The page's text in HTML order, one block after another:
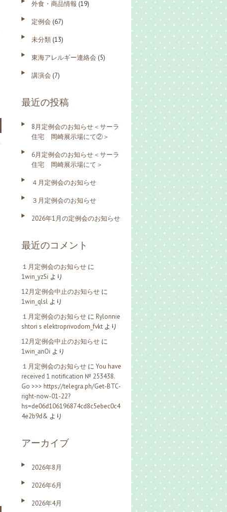
外食・商品情報 (19)
定例会 (67)
未分類 (13)
東海アレルギー連絡会 (5)
講演会 (7)
最近の投稿
8月定例会のお知らせ＜サーラ
住宅 岡崎展示場にて②＞
6月定例会のお知らせ＜サーラ
住宅 岡崎展示場にて＞
４月定例会のお知らせ
３月定例会のお知らせ
2026年1月の定例会のお知らせ
最近のコメント
１月定例会のお知らせ に
1win_yzSi より
12月定例会中止のお知らせ に
1win_qlsl より
１月定例会のお知らせ に Rylonnie
shtori s elektroprivodom_fvkt より
12月定例会中止のお知らせ に
1win_anOi より
１月定例会のお知らせ に You have
received 1 notification № 253438.
Go >>> https://telegra.ph/Get-BTC-
right-now-01-22?
hs=de06d106196874cd8c5ebec0c4
4e2b9d& より
アーカイブ
2026年8月
2026年6月
2026年4月